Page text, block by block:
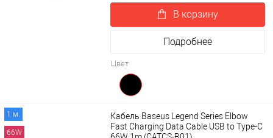
В корзину
Подробнее
Цвет
1 м.
66W
Кабель Baseus Legend Series Elbow
Fast Charging Data Cable USB to Type-C